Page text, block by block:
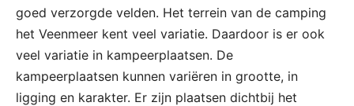
goed verzorgde velden. Het terrein van de camping
het Veenmeer kent veel variatie. Daardoor is er ook
veel variatie in kampeerplaatsen. De
kampeerplaatsen kunnen variëren in grootte, in
ligging en karakter. Er zijn plaatsen dichtbij het